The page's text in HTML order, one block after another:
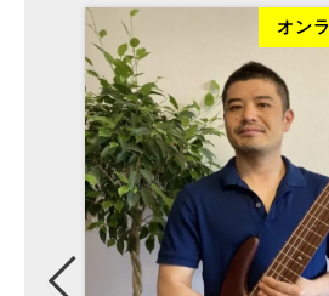
オンラインレッスン